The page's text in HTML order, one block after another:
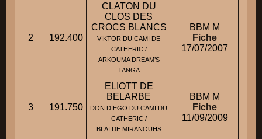
2 192.400
CLATON DU
CLOS DES
CROCS BLANCS
VIKTOR DU CAMI DE
CATHERIC /
ARKOUMA DREAM’S
TANGA
BBM M
Fiche
17/07/2007
3 191.750
ELIOTT DE
BELARBE
DON DIEGO DU CAMI DU
CATHERIC /
BLAI DE MIRANOUHS
BBM M
Fiche
11/09/2009